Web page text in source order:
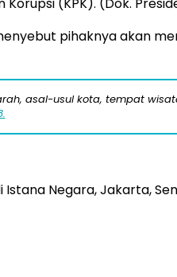
pihaknya akan
asal-usul kota, tempat
Negara, Jakarta,